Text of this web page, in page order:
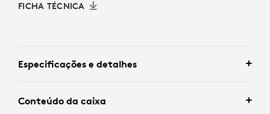
FICHA TÉCNICA
Especificações e detalhes
Conteúdo da caixa